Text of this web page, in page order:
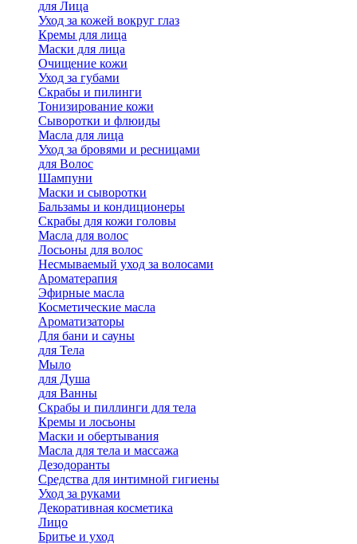
для Лица
Уход за кожей вокруг глаз
Кремы для лица
Маски для лица
Очищение кожи
Уход за губами
Скрабы и пилинги
Тонизирование кожи
Сыворотки и флюиды
Масла для лица
Уход за бровями и ресницами
для Волос
Шампуни
Маски и сыворотки
Бальзамы и кондиционеры
Скрабы для кожи головы
Масла для волос
Лосьоны для волос
Несмываемый уход за волосами
Ароматерапия
Эфирные масла
Косметические масла
Ароматизаторы
Для бани и сауны
для Тела
Мыло
для Душа
для Ванны
Скрабы и пиллинги для тела
Кремы и лосьоны
Маски и обертывания
Масла для тела и массажа
Дезодоранты
Средства для интимной гигиены
Уход за руками
Декоративная косметика
Лицо
Бритье и уход